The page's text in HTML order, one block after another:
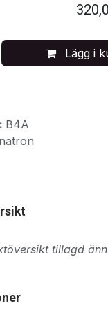
Lägg i
B4A
tillagd